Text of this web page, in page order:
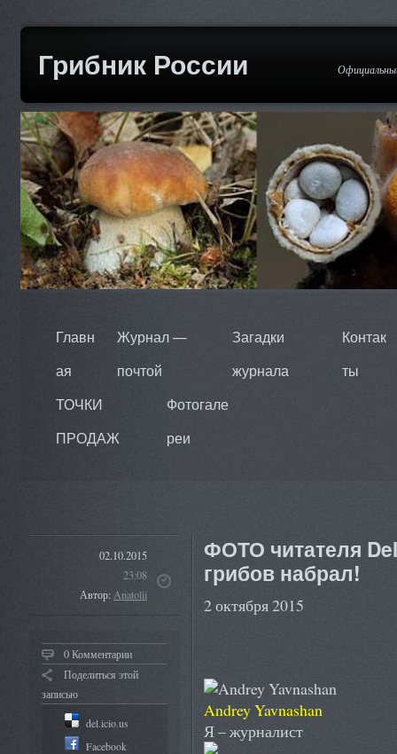
Грибник России
Главн
ая
Журнал —
почтой
Загадки
журнала
Контак
ты
ТОЧКИ
ПРОДАЖ
Фотогале
реи
02.10.2015
23:08
Автор:Anatolii
0 Комментарии
Поделиться этой
записью
del.icio.us
Facebook
ФОТО читателя
грибов набрал!
2 октября 2015
Andrey Yavnashan
Я – журналист